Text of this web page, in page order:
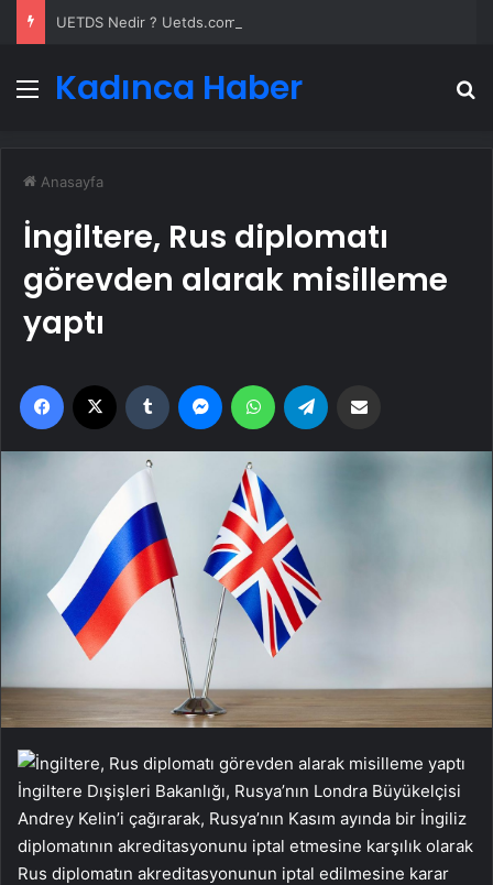
Menü
Kadınca Haber
Anasayfa
İngiltere, Rus diplomatı
görevden alarak misilleme
yaptı
Facebook Tumblr MessengerWhatsApp
İngiltere Dışişleri Bakanlığı, Rusya’nın Londra Büyükelçisi
Andrey Kelin’i çağırarak, Rusya’nın Kasım ayında bir İngiliz
diplomatının akreditasyonunu iptal etmesine karşılık olarak
Rus diplomatın akreditasyonunun iptal edilmesine karar